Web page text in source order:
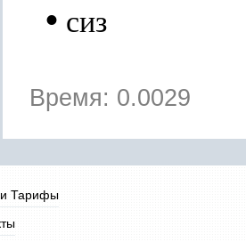
• сиз
Время: 0.0029
Тарифы